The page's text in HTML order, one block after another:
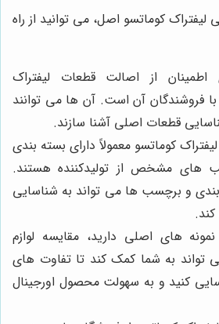
لیفتراک کوماتسو اصل، می ‌توانید از راه
اطمینان از اصالت قطعات لیفتراک
با فروشندگان آن است. آن ‌ها می ‌توانند
قطعات اصلی آشنا سازند.
کوماتسو معمولاً دارای بسته‌ بندی
های مشخص از تولیدکننده هستند.
و برچسب‌ ها می‌ تواند به شناسایی
‌های اصلی دارید، مقایسه لوازم
‌تواند به شما کمک کند تا تفاوت‌ های
کنید و به سهولت محصول اورجینال